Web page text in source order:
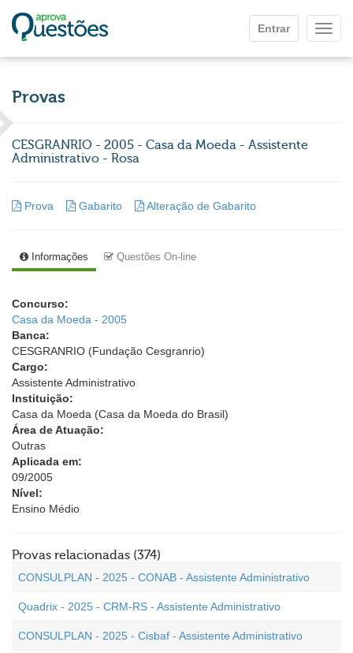
Entrar
Provas
CESGRANRIO - 2005 - Casa da Moeda - Assistente
Administrativo - Rosa
Prova Gabarito Alteração de Gabarito
Informações Questões On-line
Concurso:
Casa da Moeda - 2005
Banca:
CESGRANRIO (Fundação Cesgranrio)
Cargo:
Assistente Administrativo
Instituição:
Casa da Moeda (Casa da Moeda do Brasil)
Área de Atuação:
Outras
Aplicada em:
09/2005
Nível:
Ensino Médio
Provas relacionadas (374)
CONSULPLAN - 2025 - CONAB - Assistente Administrativo
Quadrix - 2025 - CRM-RS - Assistente Administrativo
CONSULPLAN - 2025 - Cisbaf - Assistente Administrativo